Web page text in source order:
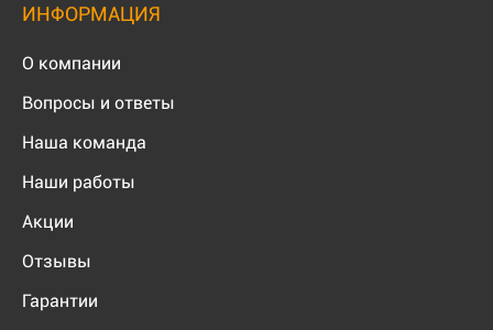
ИНФОРМАЦИЯ
О компании
Вопросы и ответы
Наша команда
Наши работы
Акции
Отзывы
Гарантии